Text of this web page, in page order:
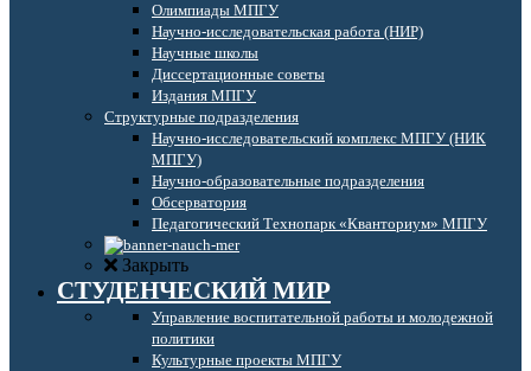
Олимпиады МПГУ
Научно-исследовательская работа (НИР)
Научные школы
Диссертационные советы
Издания МПГУ
Структурные подразделения
Научно-исследовательский комплекс МПГУ (НИК
МПГУ)
Научно-образовательные подразделения
Обсерватория
Педагогический Технопарк «Кванториум» МПГУ
Закрыть
СТУДЕНЧЕСКИЙ МИР
Управление воспитательной работы и молодежной
политики
Культурные проекты МПГУ